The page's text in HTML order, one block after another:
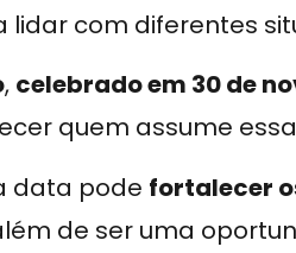
lidar com diferentes
, celebrado em 30 de
quem assume
data pode fortalecer
de ser uma